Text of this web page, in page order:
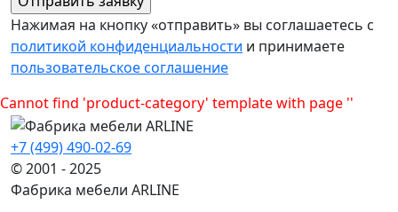
Нажимая на кнопку «отправить» вы соглашаетесь с
политикой конфиденциальности и принимаете
пользовательское соглашение
Cannot find 'product-category' template with page ''
+7 (499) 490-02-69
© 2001 - 2025
Фабрика мебели ARLINE